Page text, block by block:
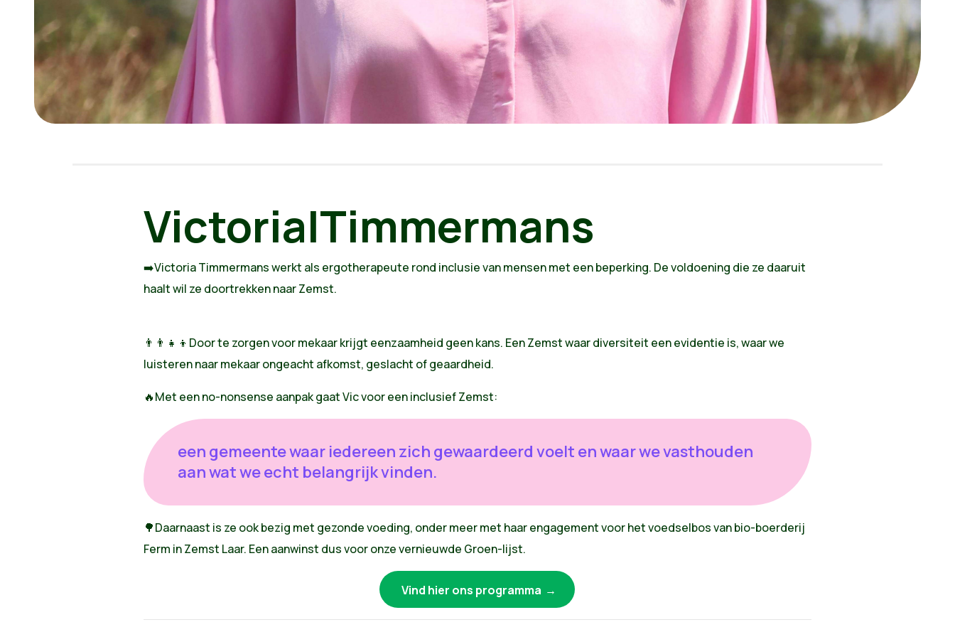
Victoria|Timmermans
➡️VictoriaTimmermans werkt als ergotherapeute rond inclusie van mensen met een beperking. De voldoening die ze daaruit
haalt wil ze doortrekken naar Zemst.
👨‍👨‍👧‍👦 Door te zorgen voor mekaar krijgt eenzaamheid geen kans. Een Zemst waar diversiteit een evidentie is, waar we
luisteren naar mekaar ongeacht afkomst, geslacht of geaardheid.
🔥Met een no-nonsense aanpak gaat Vic voor een inclusief Zemst:
een gemeente waar iedereen zich gewaardeerd voelt en waar we vasthouden
aan wat we echt belangrijk vinden.
🌳Daarnaast is ze ook bezig met gezonde voeding, onder meer met haar engagement voor het voedselbos van bio-boerderij
Ferm in Zemst Laar. Een aanwinst dus voor onze vernieuwde Groen-lijst.
Vind hier ons programma